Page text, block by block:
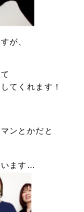
が、
てくれます！
ンとかだと
います…